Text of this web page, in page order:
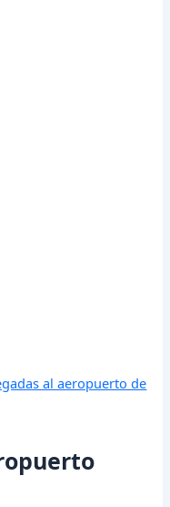
al aeropuerto de